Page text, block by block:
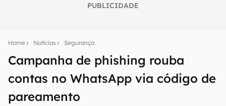
PUBLICIDADE
Home Notícias Segurança
Campanha de phishing rouba
contas no WhatsApp via código de
pareamento
notícias e reviews sobre tecnologia em primeira
E-mail